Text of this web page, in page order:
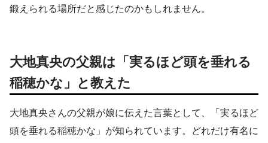
鍛えられる場所だと感じたのかもしれません。
大地真央の父親は「実るほど頭を垂れる
稲穂かな」と教えた
大地真央さんの父親が娘に伝えた言葉として、「実るほど
頭を垂れる稲穂かな」が知られています。どれだけ有名に